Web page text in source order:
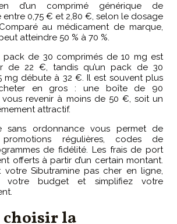
d’un comprimé générique de
entre 0,75 € et 2,80 €, selon le dosage
au médicament de marque,
atteindre 50 % à 70 %.
pack de 30 comprimés de 10 mg est
de 22 €, tandis qu’un pack de 30
mg débute à 32 €. Il est souvent plus
en gros : une boîte de 90
revenir à moins de 50 €, soit un
attractif.
sans ordonnance vous permet de
régulières, codes de
de fidélité. Les frais de port
offerts à partir d’un certain montant.
votre Sibutramine pas cher en ligne,
votre budget et simplifiez votre
choisir la